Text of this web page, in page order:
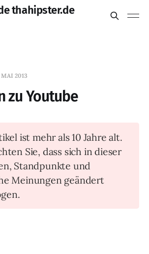
thahipster.de
2013
zu Youtube
ist mehr als 10 Jahre alt.
Sie, dass sich in dieser
Standpunkte und
Meinungen geändert